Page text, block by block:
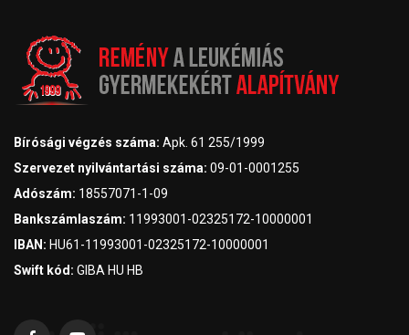
Bírósági végzés száma: Apk. 61 255/1999
Szervezet nyilvántartási száma: 09-01-0001255
Adószám: 18557071-1-09
Bankszámlaszám: 11993001-02325172-10000001
IBAN: HU61-11993001-02325172-10000001
Swift kód: GIBA HU HB